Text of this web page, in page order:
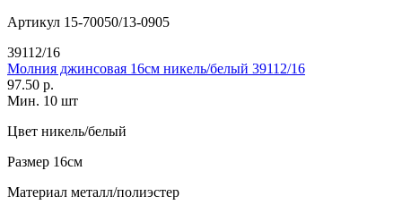
Артикул 15-70050/13-0905
39112/16
Молния джинсовая 16см никель/белый 39112/16
97.50 р.
Мин. 10 шт
Цвет никель/белый
Размер 16см
Материал металл/полиэстер